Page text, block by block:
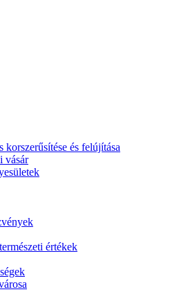
korszerűsítése és felújítása
vásár
értékek